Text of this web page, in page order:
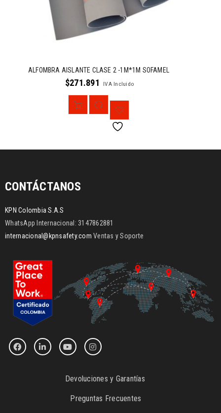
ALFOMBRA AISLANTE CLASE 2 -1M*1M SOFAMEL
$271.891 IVA Incluido
CONTÁCTANOS
KPN Colombia S.A.S
WhatsApp Internacional: 3147862881
internacional@kpnsafety.com Ventas y Soporte
Devoluciones y Garantías
Preguntas Frecuentes